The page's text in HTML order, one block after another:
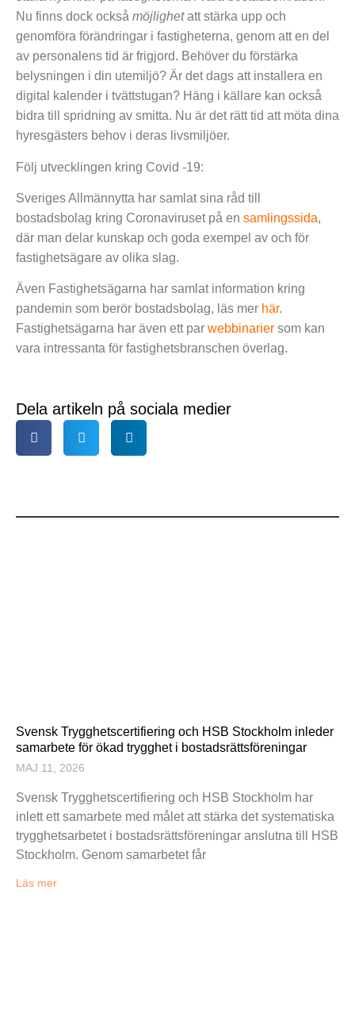
Nu finns dock också möjlighetatt stärka upp och
genomföra förändringar i fastigheterna, genom att en del
av personalens tid är frigjord. Behöver du förstärka
belysningen i din utemiljö? Är det dags att installera en
digital kalender i tvättstugan? Häng i källare kan också
bidra till spridning av smitta. Nu är det rätt tid att möta dina
hyresgästers behov i deras livsmiljöer.
Följ utvecklingen kring Covid -19:
Sveriges Allmännytta har samlat sina råd till
bostadsbolag kring Coronaviruset på en samlingssida,
där man delar kunskap och goda exempel av och för
fastighetsägare av olika slag.
Även Fastighetsägarna har samlat information kring
pandemin som berör bostadsbolag, läs mer här.
Fastighetsägarna har även ett par webbinarier som kan
vara intressanta för fastighetsbranschen överlag.
Dela artikeln på sociala medier
Svensk Trygghetscertifiering och HSB Stockholm inleder
samarbete för ökad trygghet i bostadsrättsföreningar
MAJ 11, 2026
Svensk Trygghetscertifiering och HSB Stockholm har
inlett ett samarbete med målet att stärka det systematiska
trygghetsarbetet i bostadsrättsföreningar anslutna till HSB
Stockholm. Genom samarbetet får
Läs mer